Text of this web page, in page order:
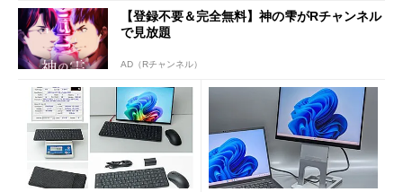
【登録不要＆完全無料】神の雫がRチャンネル
で見放題
AD（Rチャンネル）